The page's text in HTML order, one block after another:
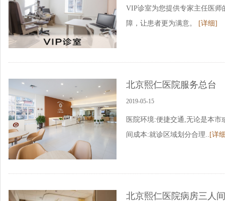
VIP诊室为您提供专家主任医
障，让患者更为满意。
[详细]
北京熙仁医院服务总台
2019-05-15
医院环境:便捷交通,无论是本
间成本:就诊区域划分合理.. [详
北京熙仁医院病房三人间